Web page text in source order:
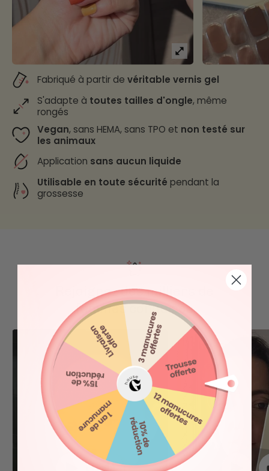
Fabriqué à partir de véritable vernis gel
S'adapte à toutes tailles d'ongle, même
rongés
Vegan, sans HEMA, sans TPO et non testé sur
les animaux
Application sans aucun liquide
Utilisable en toute sécurité pendant la
grossesse
Rejoignez des milliers de
femmes conquises